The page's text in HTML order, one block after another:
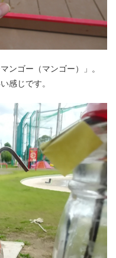
ンゴー（マンゴー）」。
感じです。